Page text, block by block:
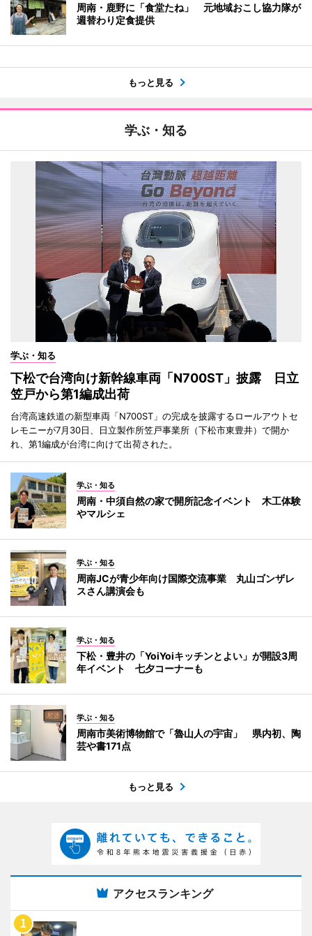
周南・鹿野に「食堂たね」 元地域おこし協力隊が
週替わり定食提供
もっと見る
学ぶ・知る
学ぶ・知る
下松で台湾向け新幹線車両「N700ST」披露 日立
笠戸から第1編成出荷
台湾高速鉄道の新型車両「N700ST」の完成を披露するロールアウトセ
レモニーが7月30日、日立製作所笠戸事業所（下松市東豊井）で開か
れ、第1編成が台湾に向けて出荷された。
学ぶ・知る
周南・中須自然の家で開所記念イベント 木工体験
やマルシェ
学ぶ・知る
周南JCが青少年向け国際交流事業 丸山ゴンザレ
スさん講演会も
学ぶ・知る
下松・豊井の「YoiYoiキッチンとよい」が開設3周
年イベント 七夕コーナーも
学ぶ・知る
周南市美術博物館で「魯山人の宇宙」 県内初、陶
芸や書171点
もっと見る
アクセスランキング